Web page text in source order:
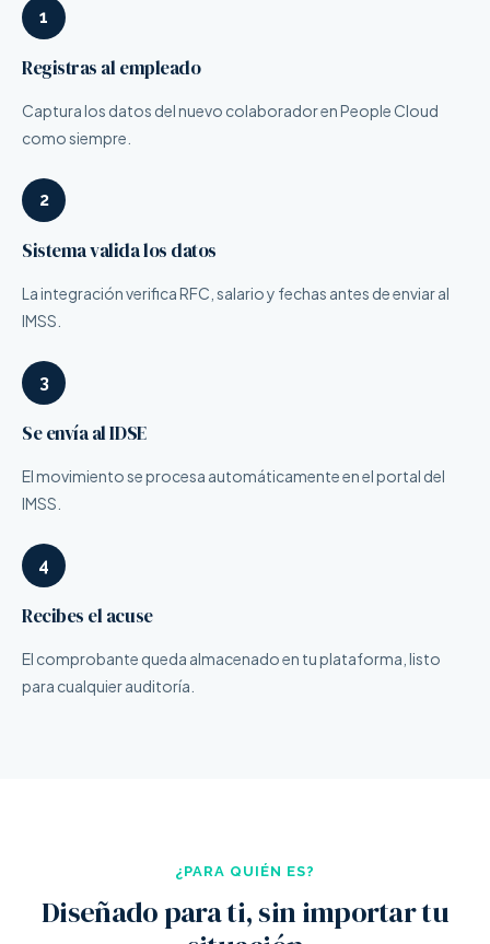
1
Registras al empleado
Captura los datos del nuevo colaborador en People Cloud
como siempre.
2
Sistema valida los datos
La integración verifica RFC, salario y fechas antes de enviar al
IMSS.
3
Se envía al IDSE
El movimiento se procesa automáticamente en el portal del
IMSS.
4
Recibes el acuse
El comprobante queda almacenado en tu plataforma, listo
para cualquier auditoría.
¿PARA QUIÉN ES?
Diseñado para ti, sin importar tu